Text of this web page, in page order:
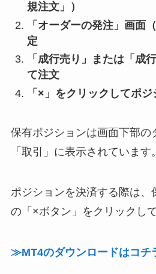
規注文」）
「オーダーの発注」画面
定
「成行売り」または「成
て注文
「×」をクリックしてポ
保有ポジションは画面下部の
「 取引」に表示されています。
ポジションを決済する際は、
の「×ボタン」をクリックし
≫MT4のダウンロードはコチ